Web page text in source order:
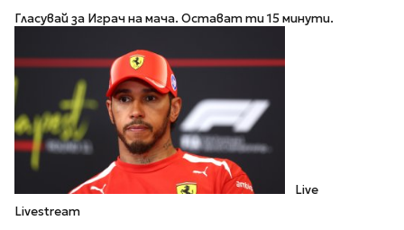
Гласувай за Играч на мача. Остават ти 15 минути.
Live
Livestream